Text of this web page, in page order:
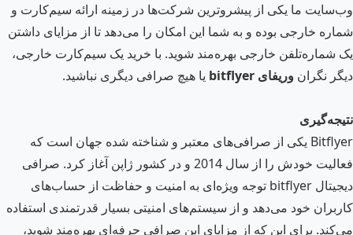
وب‌سایت ما یکی از پیشروترین شرکت‌ها در زمینه ارائه سیم‌کارت و
شماره خارجی بوده و به شما این امکان را می‌دهد تا از مزایای داشتن
یک شماره‌تلفن خارجی بهره‌مند شوید. با خرید یک سیم‌کارت خارجی،
دیگر نگران وریفای bitflyer یا هیچ صرافی دیگری نباشید.
نتیجه‌گیری
Bitflyer یکی از صرافی‌های معتبر و شناخته شده جهان است که
فعالیت خودش را از سال 2014 و در کشور ژاپن آغاز کرد. صرافی
دیجیتال bitflyer توجه ویژه‌ای به امنیت و حفاظت از حساب‌های
کاربران خود می‌دهد و از سیستم‌های امنیتی بسیار قدرتمندی استفاده
می‌کند. برای این که از مزایای این صرافی حرفه‌ای بهره‌مند شوید،